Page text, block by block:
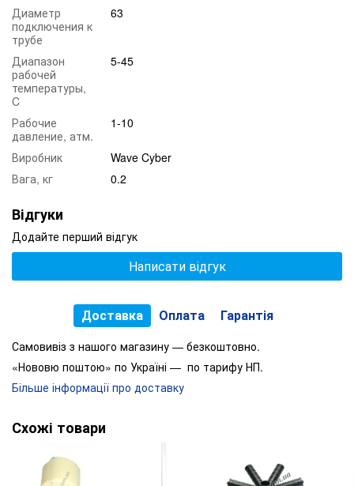
Диаметр
подключения к
трубе
63
Диапазон
рабочей
температуры,
C
5-45
Рабочие
давление, атм.
1-10
Виробник
Wave Cyber
Вага, кг
0.2
Відгуки
Додайте перший відгук
Написати відгук
Доставка Оплата Гарантія
Самовивіз з нашого магазину — безкоштовно.
«Нововю поштою» по Україні — по тарифу НП.
Більше інформації про доставку
Схожі товари